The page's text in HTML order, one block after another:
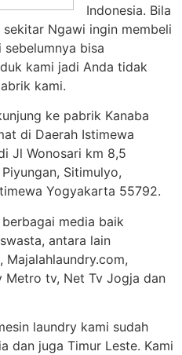
Indonesia. Bila
Ngawi ingin membeli
bisa
kami jadi Anda tidak
kami.
ke pabrik Kanaba
di Daerah Istimewa
Jl Wonosari km 8,5
Sitimulyo,
Yogyakarta 55792.
media baik
antara lain
Majalahlaundry.com,
Metro tv, Net Tv Jogja dan
laundry kami sudah
dan juga Timur Leste. Kami